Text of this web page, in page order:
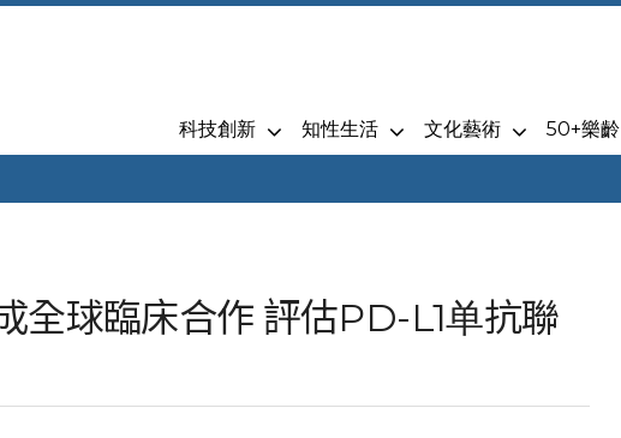
科技創新 知性生活 文化藝術 50+樂齡
全球臨床合作 評估PD-L1单抗聯